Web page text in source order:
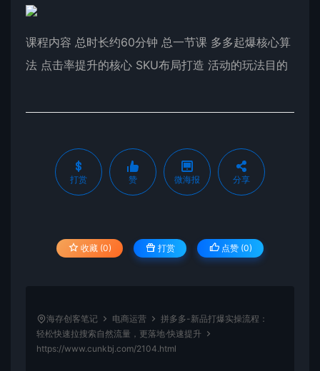
课程内容 总时长约60分钟 总一节课 多多起爆核心算
法 点击率提升的核心 SKU布局打造 活动的玩法目的
打赏 赞 微海报 分享
收藏 (0) 打赏 点赞 (0)
海存创客笔记 电商运营
拼多多-新品打爆实操流程：
轻松快速拉搜索自然流量，更落地·快速提升
https://www.cunkbj.com/2104.html